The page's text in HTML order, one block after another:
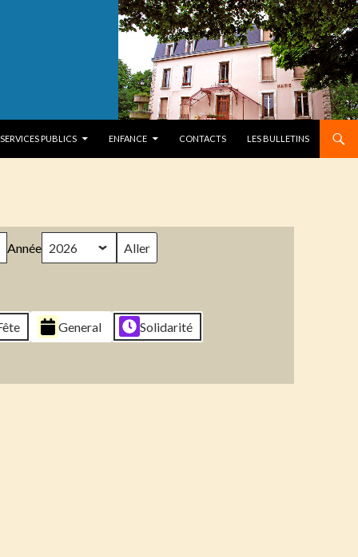
SERVICES PUBLICS ENFANCE CONTACTS LES BULLETINS
Année
General
Solidarité